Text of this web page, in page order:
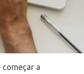
começar a